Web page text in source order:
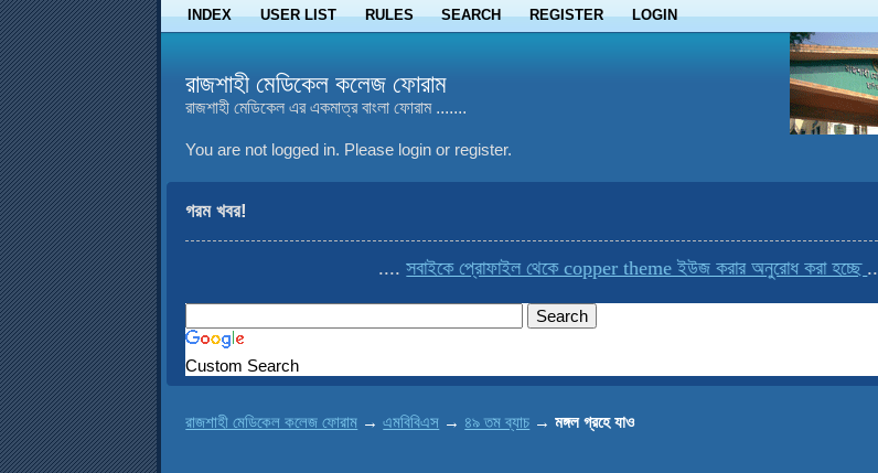
INDEX USER LIST RULES SEARCH REGISTER LOGIN
রাজশাহী মেডিকেল কলেজ ফোরাম
রাজশাহী মেডিকেল এর একমাত্র বাংলা ফোরাম .......
You are not logged in. Please login or register.
গরম খবর!
....সবাইকে প্রোফাইল থেকে copper theme ইউজ করার অনুরোধ করা হচ্ছে....
Custom Search
রাজশাহী মেডিকেল কলেজ ফোরাম →এমবিবিএস → ৪৯ তম ব্যাচ →মঙ্গল গ্রহে যাও